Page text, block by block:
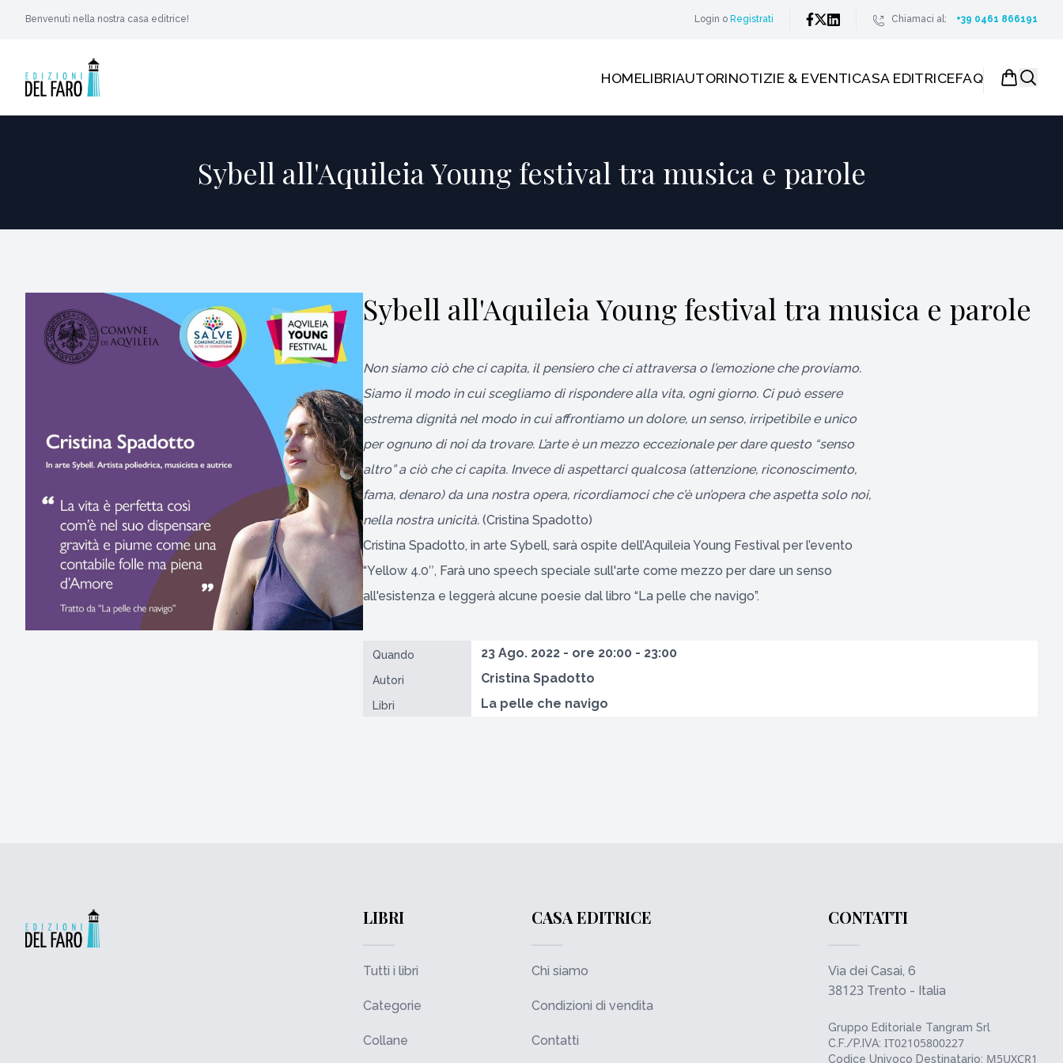
Benvenuti nella nostra casa editrice! Login o Registrati Chiamaci al: +39 0461 866191
HOMELIBRIAUTORINOTIZIE & EVENTICASA EDITRICEFAQ
Sybell all'Aquileia Young festival tra musica e parole
Sybell all'Aquileia Young festival tra musica e parole
Non siamo ciò che ci capita, il pensiero che ci attraversa o l’emozione che proviamo.
Siamo il modo in cui scegliamo di rispondere alla vita, ogni giorno. Ci può essere
estrema dignità nel modo in cui affrontiamo un dolore, un senso, irripetibile e unico
per ognuno di noi da trovare. L’arte è un mezzo eccezionale per dare questo “senso
altro” a ciò che ci capita. Invece di aspettarci qualcosa (attenzione, riconoscimento,
fama, denaro) da una nostra opera, ricordiamoci che c’è un’opera che aspetta solo noi,
nella nostra unicità.(Cristina Spadotto)
Cristina Spadotto, in arte Sybell, sarà ospite dell’Aquileia Young Festival per l’evento
“Yellow 4.0″, Farà uno speech speciale sull'arte come mezzo per dare un senso
all'esistenza e leggerà alcune poesie dal libro “La pelle che navigo”.
Quando 23 Ago. 2022 - ore 20:00 - 23:00
Autori Cristina Spadotto
Libri La pelle che navigo
LIBRI
Tutti i libri
Categorie
Collane
CASA EDITRICE
Chi siamo
Condizioni di vendita
Contatti
CONTATTI
Via dei Casai, 6
38123 Trento - Italia
Gruppo Editoriale Tangram Srl
C.F./P.IVA: IT02105800227
Codice Univoco Destinatario: M5UXCR1